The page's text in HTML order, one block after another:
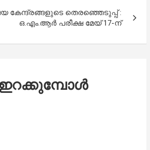
കേന്ദ്രങ്ങളുടെ തെരഞ്ഞെടുപ്പ് :
ഒ.എം.ആര്‍ പരീക്ഷ മേയ് 17-ന്